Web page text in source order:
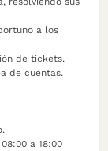
a los
de tickets.
de cuentas.
a 18:00